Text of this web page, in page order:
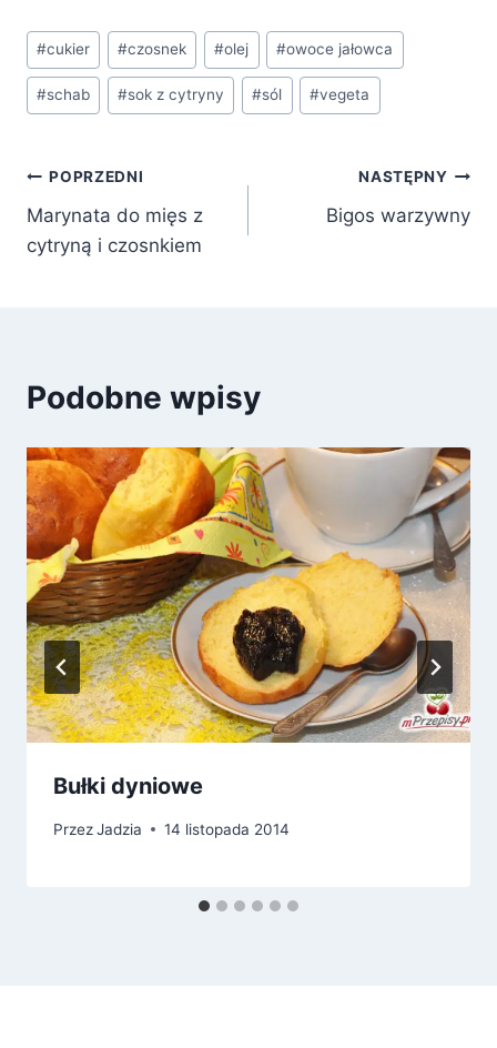
Tagi
wpisu:
#cukier #czosnek #olej #owoce jałowca
#schab #sok z cytryny #sól #vegeta
Nawigacja
wpisu
POPRZEDNI
Marynata do mięs z
cytryną i czosnkiem
NASTĘPNY
Bigos warzywny
Podobne wpisy
Bułki dyniowe
PrzezJadzia 14 listopada 2014